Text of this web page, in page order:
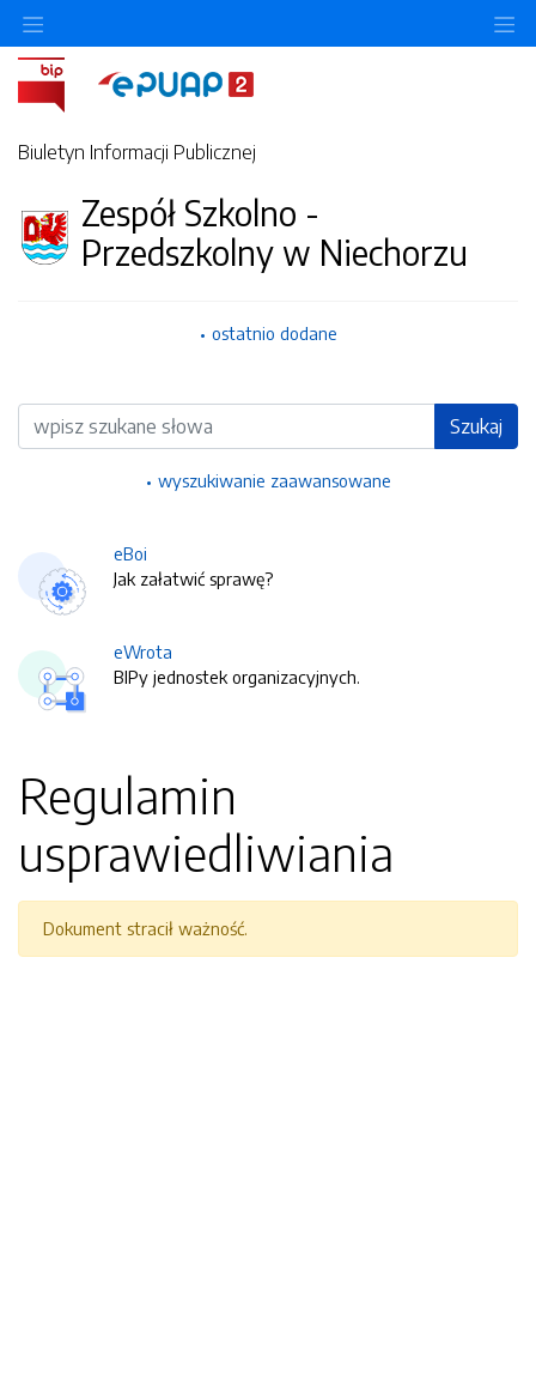
Biuletyn Informacji Publicznej
Zespół Szkolno -
Przedszkolny w Niechorzu
ostatnio dodane
Wyszukiwarka Szukaj
wyszukiwanie zaawansowane
eBoi
Jak załatwić sprawę?
eWrota
BIPy jednostek organizacyjnych.
Regulamin
usprawiedliwiania
Dokument stracił ważność.